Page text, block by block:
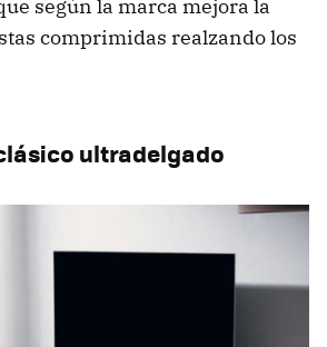
según la marca mejora la
comprimidas realzando los
ultradelgado